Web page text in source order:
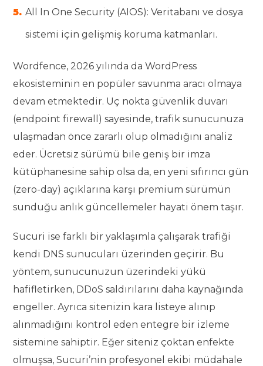
All In One Security (AIOS): Veritabanı ve dosya
sistemi için gelişmiş koruma katmanları.
Wordfence, 2026 yılında da WordPress
ekosisteminin en popüler savunma aracı olmaya
devam etmektedir. Uç nokta güvenlik duvarı
(endpoint firewall) sayesinde, trafik sunucunuza
ulaşmadan önce zararlı olup olmadığını analiz
eder. Ücretsiz sürümü bile geniş bir imza
kütüphanesine sahip olsa da, en yeni sıfırıncı gün
(zero-day) açıklarına karşı premium sürümün
sunduğu anlık güncellemeler hayati önem taşır.
Sucuri ise farklı bir yaklaşımla çalışarak trafiği
kendi DNS sunucuları üzerinden geçirir. Bu
yöntem, sunucunuzun üzerindeki yükü
hafifletirken, DDoS saldırılarını daha kaynağında
engeller. Ayrıca sitenizin kara listeye alınıp
alınmadığını kontrol eden entegre bir izleme
sistemine sahiptir. Eğer siteniz çoktan enfekte
olmuşsa, Sucuri’nin profesyonel ekibi müdahale